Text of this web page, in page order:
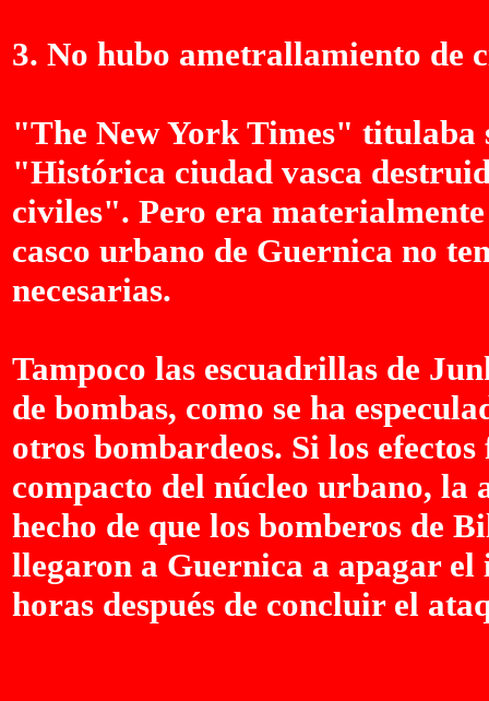
3. No hubo ametrallamiento de
"The New York Times" titulaba
"Histórica ciudad vasca
civiles". Pero era
casco urbano de Guernica no
necesarias.
Tampoco las escuadrillas de
de bombas, como se ha
otros bombardeos. Si los
compacto del núcleo urbano, la
hecho de que los bomberos de
llegaron a Guernica a apagar el
horas después de concluir el